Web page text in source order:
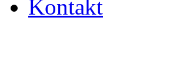
Kontakt